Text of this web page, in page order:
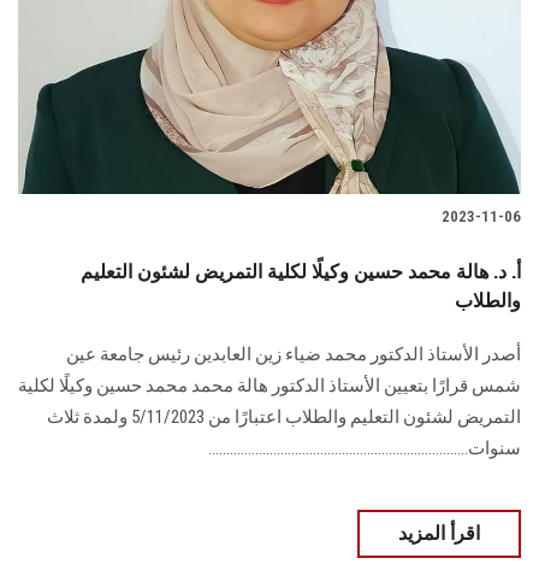
2023-11-06
أ. د. هالة محمد حسين وكيلًا لكلية التمريض لشئون التعليم
والطلاب
أصدر الأستاذ الدكتور محمد ضياء زين العابدين رئيس جامعة عين
شمس قرارًا بتعيين الأستاذ الدكتور هالة محمد محمد حسين وكيلًا لكلية
التمريض لشئون التعليم والطلاب اعتبارًا من 5/11/2023 ولمدة ثلاث
سنوات........................................................................
اقرأ المزيد